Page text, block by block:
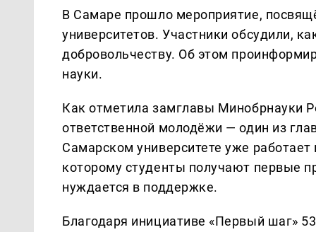
В Самаре прошло мероприятие,
университетов. Участники обсудили,
добровольчеству. Об этом
науки.
Как отметила замглавы Минобрнауки
ответственной молодёжи — один из
Самарском университете уже
которому студенты получают первые
нуждается в поддержке.
Благодаря инициативе «Первый шаг»